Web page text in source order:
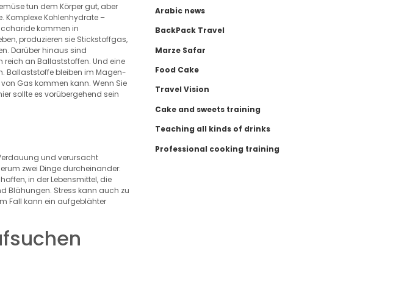
tun dem Körper gut, aber
Kohlenhydrate –
kommen in
produzieren sie Stickstoffgas,
Darüber hinaus sind
reich an Ballaststoffen. Und eine
Ballaststoffe bleiben im Magen-
Gas kommen kann. Wenn Sie
sollte es vorübergehend sein
und verursacht
zwei Dinge durcheinander:
in der Lebensmittel, die
Blähungen. Stress kann auch zu
Fall kann ein aufgeblähter
Arabic news
BackPack Travel
Marze Safar
Food Cake
Travel Vision
Cake and sweets training
Teaching all kinds of drinks
Professional cooking training